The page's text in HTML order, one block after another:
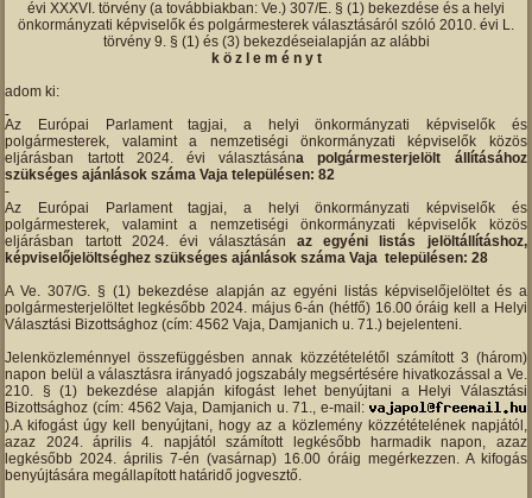
évi XXXVI. törvény (a továbbiakban: Ve.) 307/E. § (1) bekezdése és a helyi
önkormányzati képviselők és polgármesterek választásáról szóló 2010. évi L.
törvény 9. § (1) és (3) bekezdéseialapján az alábbi
k ö z l e m é n y t
adom ki:
Az Európai Parlament tagjai, a helyi önkormányzati képviselők és
polgármesterek, valamint a nemzetiségi önkormányzati képviselők közös
eljárásban tartott 2024. évi választásána polgármesterjelölt állításához
szükséges ajánlások száma Vaja településen: 82
Az Európai Parlament tagjai, a helyi önkormányzati képviselők és
polgármesterek, valamint a nemzetiségi önkormányzati képviselők közös
eljárásban tartott 2024. évi választásánaz egyéni listás jelöltállításhoz,
képviselőjelöltséghez szükséges ajánlások száma Vaja településen: 28
A Ve. 307/G. § (1) bekezdése alapján az egyéni listás képviselőjelöltet és a
polgármesterjelöltet legkésőbb 2024. május 6-án (hétfő) 16.00 óráig kell a Helyi
Választási Bizottsághoz (cím: 4562 Vaja, Damjanich u. 71.) bejelenteni.
Jelenközleménnyel összefüggésben annak közzétételétől számított 3 (három)
napon belül a választásra irányadó jogszabály megsértésére hivatkozással a Ve.
210. § (1) bekezdése alapján kifogást lehet benyújtani a Helyi Választási
Bizottsághoz (cím: 4562 Vaja, Damjanich u. 71., e-mail:
).A kifogást úgy kell benyújtani, hogy az a közlemény közzétételének napjától,
azaz 2024. április 4. napjától számított legkésőbb harmadik napon, azaz
legkésőbb 2024. április 7-én (vasárnap) 16.00 óráig megérkezzen. A kifogás
benyújtására megállapított határidő jogvesztő.